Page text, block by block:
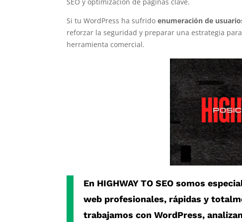
Si tu WordPress ha sufridoenumeración de
reforzar la seguridad y preparar una estrategia
herramienta comercial.
En HIGHWAY TO SEO somos
web profesionales, rápidas y
trabajamos conWordPress,